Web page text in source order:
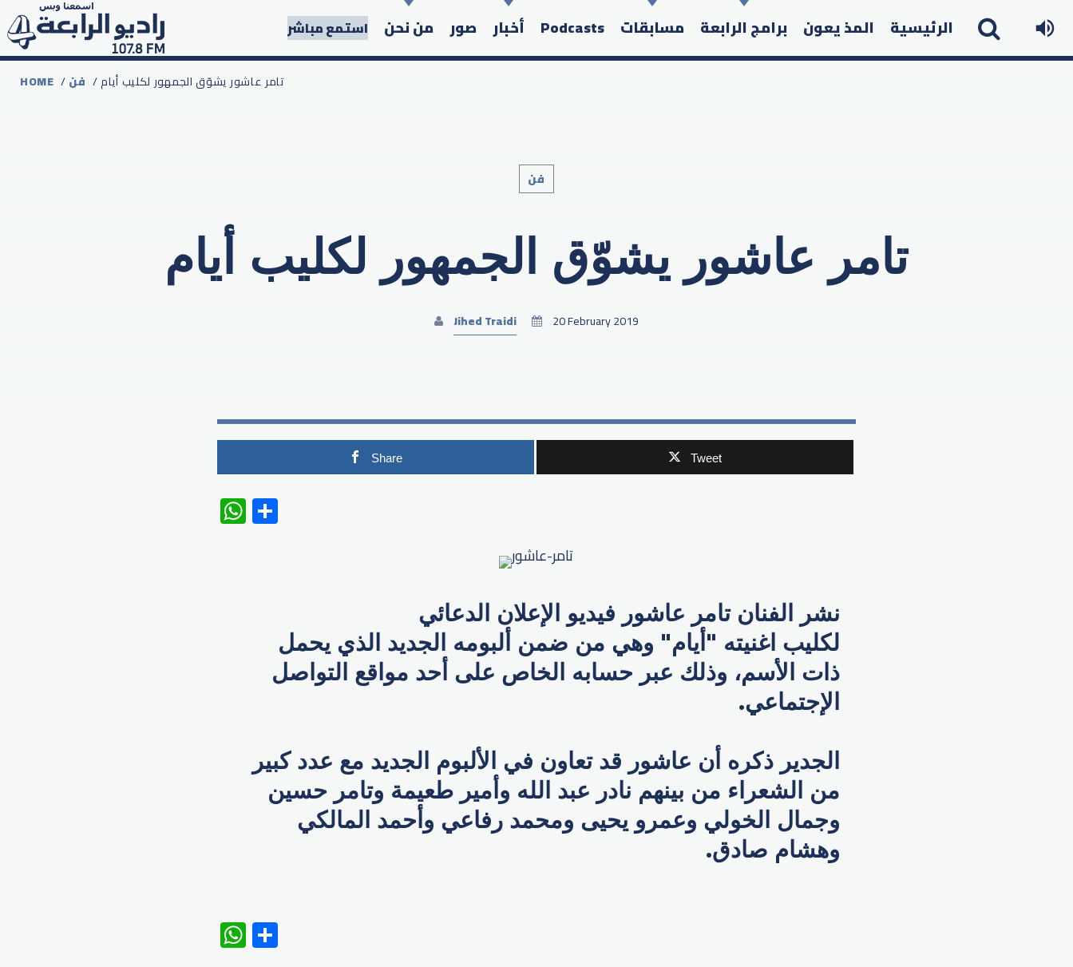
الرئيسية المذ يعون برامج الرابعة مسابقات Podcasts أخبار صور من نحن استمع مباشر
Search in the website:
HOME /فن / تامر عاشور يشوّق الجمهور لكليب أيام
فن
تامر عاشور يشوّق الجمهور لكليب أيام
Jihed Traidi 20 February 2019
Share Tweet
WhatsApp
نشر الفنان تامر عاشور​ فيديو الإعلان الدعائي
لكليب اغنيته "أيام" وهي من ضمن ألبومه الجديد الذي يحمل
ذات الأسم، وذلك عبر حسابه الخاص على أحد مواقع التواصل
الإجتماعي.
الجدير ذكره أن عاشور قد تعاون في الألبوم الجديد مع عدد كبير
من الشعراء من بينهم نادر عبد الله وأمير طعيمة وتامر حسين
وجمال الخولي وعمرو يحيى ومحمد رفاعي وأحمد المالكي
وهشام صادق.
WhatsApp